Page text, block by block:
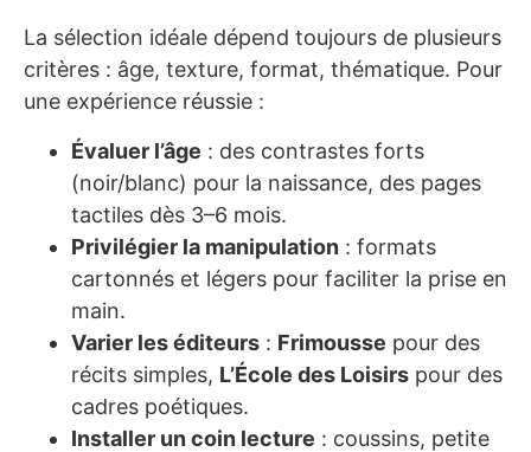
La sélection idéale dépend toujours de plusieurs
critères : âge, texture, format, thématique. Pour
une expérience réussie :
Évaluer l’âge : des contrastes forts
(noir/blanc) pour la naissance, des pages
tactiles dès 3–6 mois.
Privilégier la manipulation : formats
cartonnés et légers pour faciliter la prise en
main.
Varier les éditeurs : Frimousse pour des
récits simples, L’École des Loisirs pour des
cadres poétiques.
Installer un coin lecture : coussins, petite